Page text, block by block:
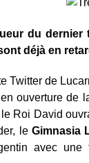
du
déjà en
Twitter de
ouverture de
Roi David
leGimnasia
avec une